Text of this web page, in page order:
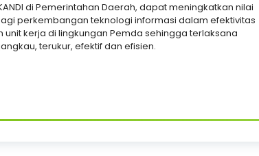
di Pemerintahan Daerah, dapat meningkatkan nilai
perkembangan teknologi informasi dalam efektivitas
kerja di lingkungan Pemda sehingga terlaksana
terukur, efektif dan efisien.